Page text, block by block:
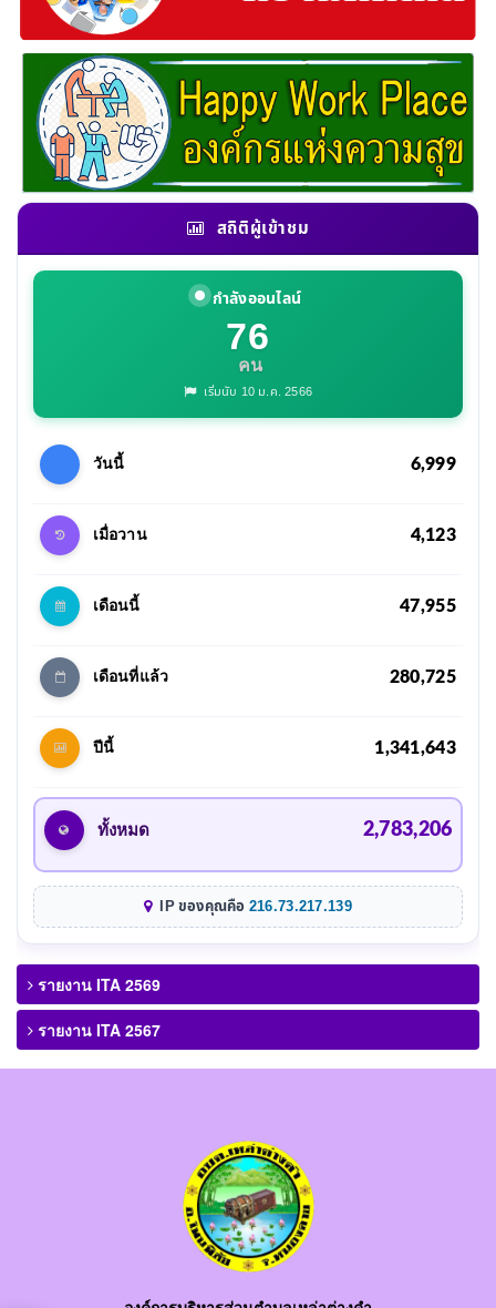
สถิติผู้เข้าชม
กำลังออนไลน์
76
คน
เริ่มนับ 10 ม.ค. 2566
วันนี้ 6,999
เมื่อวาน 4,123
เดือนนี้ 47,955
เดือนที่แล้ว 280,725
ปีนี้ 1,341,643
ทั้งหมด 2,783,206
IP ของคุณคือ 216.73.217.139
รายงาน ITA 2569
รายงาน ITA 2567